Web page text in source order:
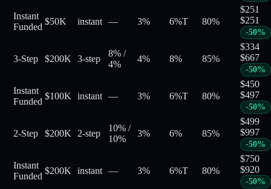
Instant
Funded
$50K instant — 3% 6%T 80%
$251
$251
-50%
3-Step $200K 3-step
8% /
4%
4% 8% 85%
$334
$667
-50%
Instant
Funded
$100K instant — 3% 6%T 80%
$450
$497
-50%
2-Step $200K 2-step
10% /
10%
3% 6% 85%
$499
$997
-50%
Instant
Funded
$200K instant — 3% 6%T 80%
$750
$920
-50%